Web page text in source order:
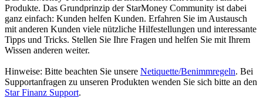
Produkte. Das Grundprinzip der StarMoney Community ist dabei
ganz einfach: Kunden helfen Kunden. Erfahren Sie im Austausch
mit anderen Kunden viele nützliche Hilfestellungen und interessante
Tipps und Tricks. Stellen Sie Ihre Fragen und helfen Sie mit Ihrem
Wissen anderen weiter.
Hinweise: Bitte beachten Sie unsere Netiquette/Benimmregeln. Bei
Supportanfragen zu unseren Produkten wenden Sie sich bitte an den
Star Finanz Support.